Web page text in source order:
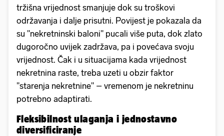
tržišna vrijednost smanjuje dok su troškovi
održavanja i dalje prisutni. Povijest je pokazala da
su ''nekretninski baloni'' pucali više puta, dok zlato
dugoročno uvijek zadržava, pa i povećava svoju
vrijednost. Čak i u situacijama kada vrijednost
nekretnina raste, treba uzeti u obzir faktor
''starenja nekretnine'' – vremenom je nekretninu
potrebno adaptirati.
Fleksibilnost ulaganja i jednostavno
diversificiranje